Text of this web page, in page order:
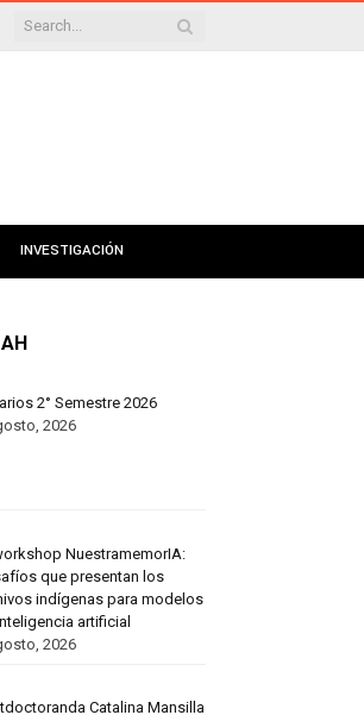
INVESTIGACIÓN
2° Semestre 2026
2026
NuestramemorIA:
que presentan los
indígenas para modelos
artificial
2026
Catalina Mansilla